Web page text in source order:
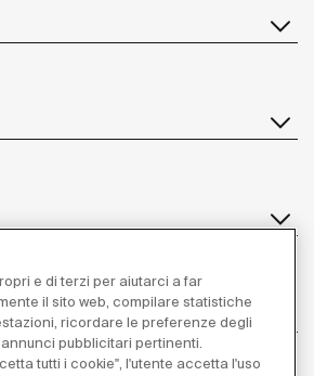
Seguiteci
e di terzi per aiutarci a far
il sito web, compilare statistiche
ricordare le preferenze degli
pubblicitari pertinenti.
tutti i cookie", l'utente accetta l'uso